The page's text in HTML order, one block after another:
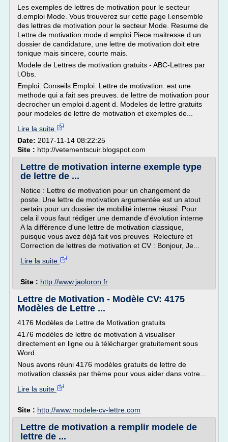
Les exemples de lettres de motivation pour le secteur
d.emploi Mode. Vous trouverez sur cette page l.ensemble
des lettres de motivation pour le secteur Mode. Resume de
Lettre de motivation mode d.emploi Piece maitresse d.un
dossier de candidature, une lettre de motivation doit etre
tonique mais sincere, courte mais.
Modele de Lettres de motivation gratuits - ABC-Lettres par
l.Obs.
Emploi. Conseils Emploi. Lettre de motivation. est une
methode qui a fait ses preuves. de lettre de motivation pour
decrocher un emploi d.agent d. Modeles de lettre gratuits
pour modeles de lettre de motivation et exemples de...
Lire la suite
Date: 2017-11-14 08:22:25
Site : http://vetementscuir.blogspot.com
Lettre de motivation interne exemple type
de lettre de ...
Notice : Lettre de motivation pour un changement de
poste. Une lettre de motivation argumentée est un atout
certain pour un dossier de mobilité interne réussi. Pour
cela il vous faut rédiger une demande d'évolution interne
A la différence d'une lettre de motivation classique,
puisque vous avez déjà fait vos preuves Relecture et
Correction de lettres de motivation et CV : Bonjour, Je...
Lire la suite
Site : http://www.jaoloron.fr
Lettre de Motivation - Modèle CV: 4175
Modèles de Lettre ...
4176 Modèles de Lettre de Motivation gratuits
4176 modèles de lettre de motivation à visualiser
directement en ligne ou à télécharger gratuitement sous
Word.
Nous avons réuni 4176 modèles gratuits de lettre de
motivation classés par thème pour vous aider dans votre...
Lire la suite
Site : http://www.modele-cv-lettre.com
Lettre de motivation a remplir modele de
lettre de ...